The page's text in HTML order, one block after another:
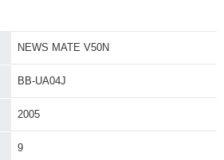
NEWS MATE V50N
BB-UA04J
2005
9